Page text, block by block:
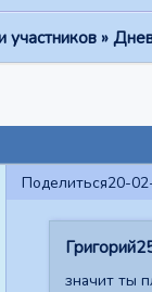
участников »
Поделиться20-
значит ты